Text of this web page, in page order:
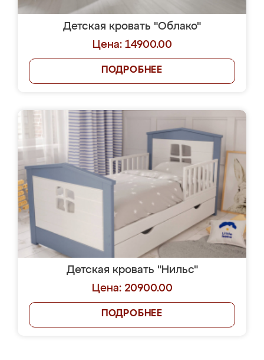
Детская кровать "Облако"
Цена: 14900.00
ПОДРОБНЕЕ
Детская кровать "Нильс"
Цена: 20900.00
ПОДРОБНЕЕ